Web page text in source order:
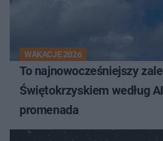
WAKACJE 2026
To najnowocześniejszy
Świętokrzyskiem według
promenada